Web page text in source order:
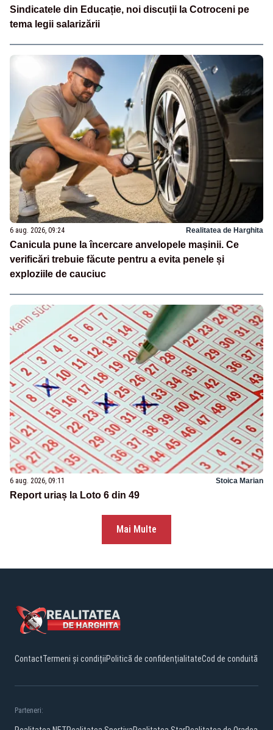
Sindicatele din Educație, noi discuții la Cotroceni pe
tema legii salarizării
6 aug. 2026, 09:24 Realitatea de Harghita
Canicula pune la încercare anvelopele mașinii. Ce
verificări trebuie făcute pentru a evita penele și
exploziile de cauciuc
6 aug. 2026, 09:11 Stoica Marian
Report uriaș la Loto 6 din 49
Mai Multe
ContactTermeni și condițiiPolitică de confidențialitateCod de conduită
Parteneri: